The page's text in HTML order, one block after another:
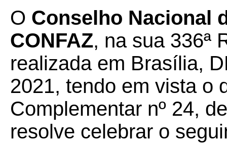
O Conselho Nacional
CONFAZ, na sua 336ª
realizada em Brasília,
2021, tendo em vista o
Complementar nº 24,
resolve celebrar o